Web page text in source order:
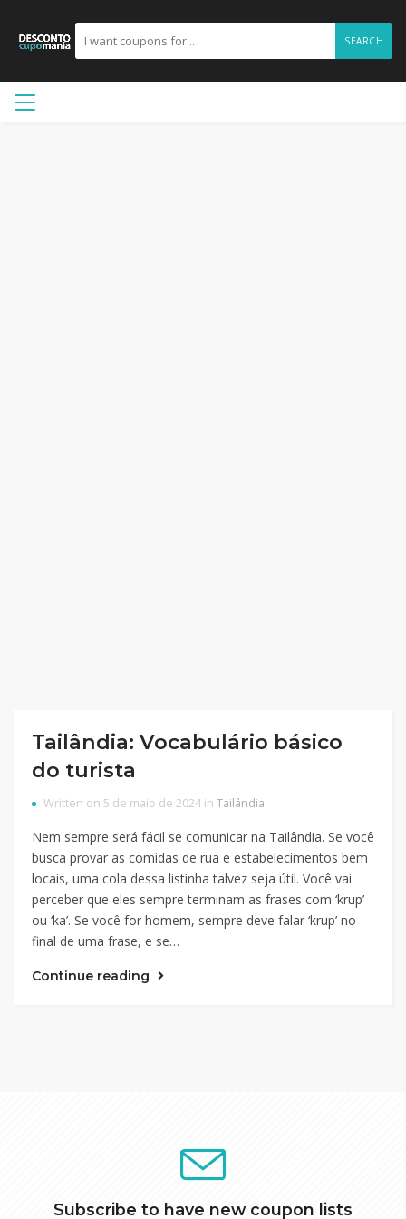
SEARCH
Tailândia: Vocabulário básico
do turista
Written on 5 de maio de 2024 in Tailândia
Nem sempre será fácil se comunicar na Tailândia. Se você
busca provar as comidas de rua e estabelecimentos bem
locais, uma cola dessa listinha talvez seja útil. Você vai
perceber que eles sempre terminam as frases com ‘krup’
ou ‘ka’. Se você for homem, sempre deve falar ‘krup’ no
final de uma frase, e se…
Continue reading
Subscribe to have new coupon lists